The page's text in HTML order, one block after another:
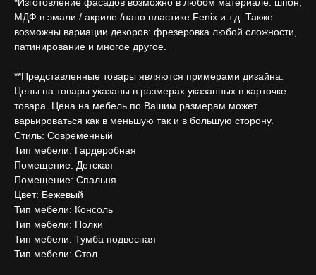
*Изготовление фасадов возможно в любом материале: шпон,
МДФ в эмали / акриле /нано пластике Fenix и т.д. Также
возможны вариации декоров: фрезеровка любой сложности,
патинирование и многое другое.
**Представленные товары являются примерами дизайна.
Цены на товары указаны в размерах указанных в карточке
товара. Цена на мебель по Вашим размерам может
варьироваться как в меньшую так и в большую сторону.
Стиль: Современный
Тип мебели: Гардеробная
Помещение: Детская
Помещение: Спальня
Цвет: Бежевый
Тип мебели: Консоль
Тип мебели: Полки
Тип мебели: Тумба подвесная
Тип мебели: Стол